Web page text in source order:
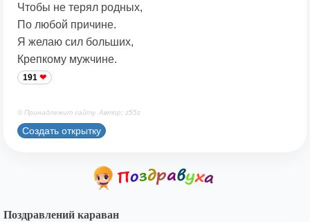
Чтобы не терял родных,
По любой причине.
Я желаю сил больших,
Крепкому мужчине.
191
© Принадлежит сайту. Автор: z55z
Создать открытку
Поздравлений караван